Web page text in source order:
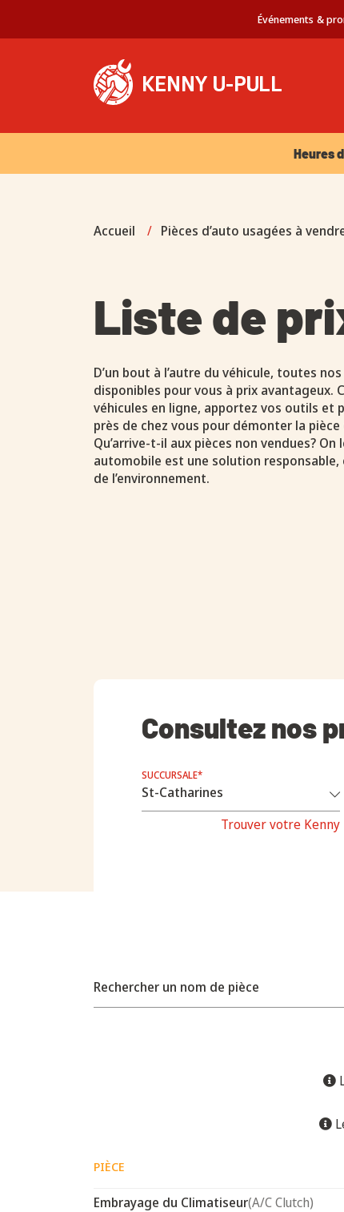
Événements &
Heures
Accueil / Pièces d’auto usagées à
Liste de
D’un bout à l’autre du véhicule, toutes
disponibles pour vous à prix avantageux.
véhicules en ligne, apportez vos outils et
près de chez vous pour démonter la
Qu’arrive-t-il aux pièces non vendues?
automobile est une solution
de l’environnement.
Consultez nos
SUCCURSALE*
Trouver votre Kenny
Rechercher un nom de pièce
PIÈCE
Embrayage du Climatiseur(A/C Clutch)